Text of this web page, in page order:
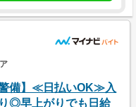
警備】≪日払いOK≫入
◎早上がりでも日給